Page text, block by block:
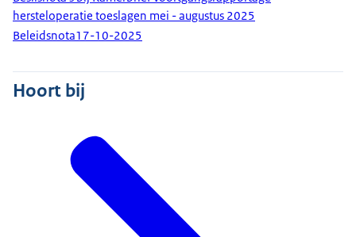
hersteloperatie toeslagen mei - augustus 2025
Beleidsnota17-10-2025
Hoort bij